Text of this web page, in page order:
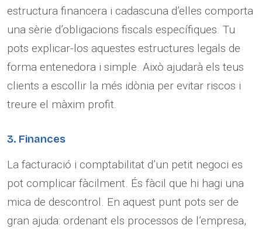
estructura financera i cadascuna d’elles comporta
una sèrie d’obligacions fiscals específiques. Tu
pots explicar-los aquestes estructures legals de
forma entenedora i simple. Això ajudarà els teus
clients a escollir la més idònia per evitar riscos i
treure el màxim profit.
3. Finances
La facturació i comptabilitat d’un petit negoci es
pot complicar fàcilment. És fàcil que hi hagi una
mica de descontrol. En aquest punt pots ser de
gran ajuda: ordenant els processos de l’empresa,